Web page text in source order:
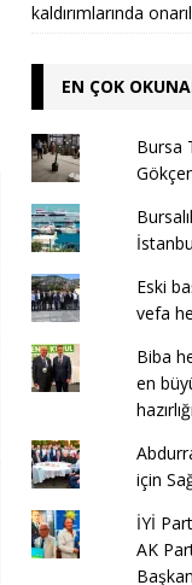
kaldırımlarında
EN ÇOK
Bursa
Eski
vefa
Biba
en
için
İYİ
AK